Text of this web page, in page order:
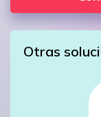
Otras